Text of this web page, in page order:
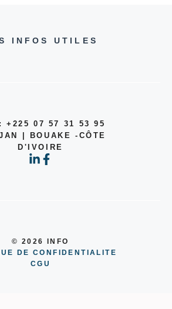
INFOS UTILES
+225 07 57 31 53 95
| BOUAKE -CÔTE
D'IVOIRE
© 2026 INFO
DE CONFIDENTIALITE
CGU